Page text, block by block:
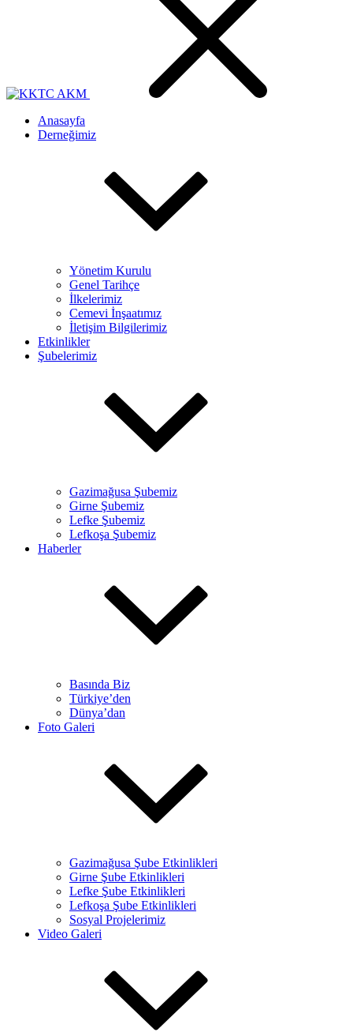
Anasayfa
Derneğimiz
Yönetim Kurulu
Genel Tarihçe
İlkelerimiz
Cemevi İnşaatımız
İletişim Bilgilerimiz
Etkinlikler
Şubelerimiz
Gazimağusa Şubemiz
Girne Şubemiz
Lefke Şubemiz
Lefkoşa Şubemiz
Haberler
Basında Biz
Türkiye’den
Dünya’dan
Foto Galeri
Gazimağusa Şube Etkinlikleri
Girne Şube Etkinlikleri
Lefke Şube Etkinlikleri
Lefkoşa Şube Etkinlikleri
Sosyal Projelerimiz
Video Galeri